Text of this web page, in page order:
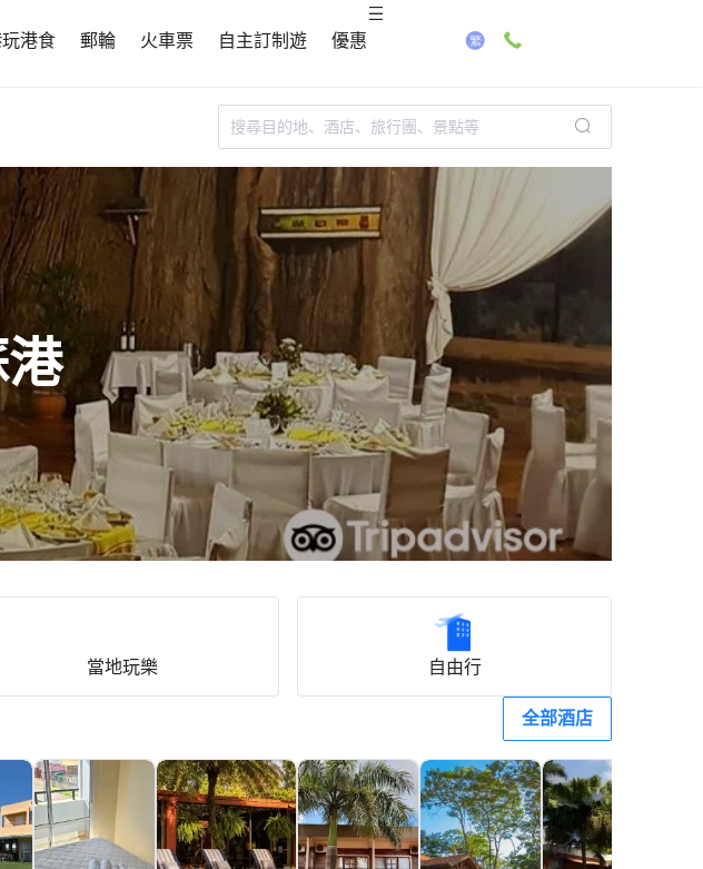
港食 郵輪 火車票 自主訂制遊 優惠
當地玩樂 自由行
全部酒店